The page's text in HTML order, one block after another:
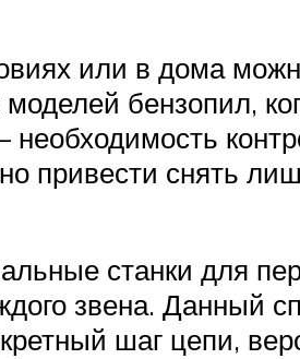
или в дома
бензопил,
необходимость
привести снять
станки для
звена. Данный
шаг цепи,